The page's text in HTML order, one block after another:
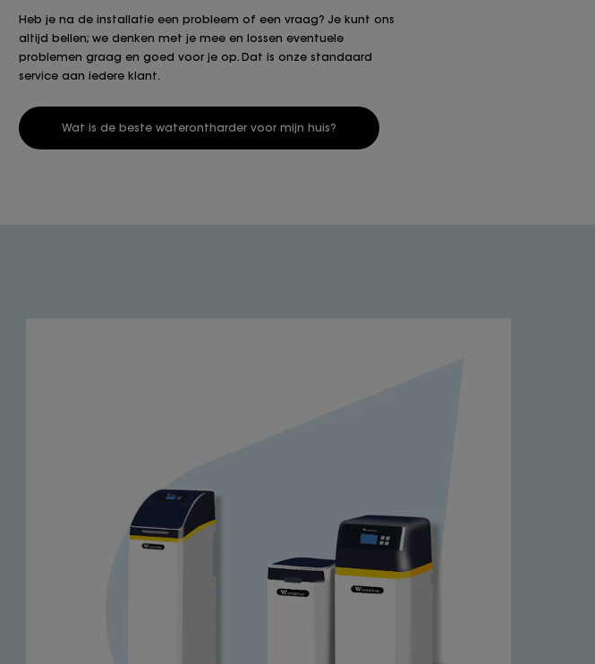
Heb je na de installatie een probleem of een vraag? Je kunt ons
altijd bellen; we denken met je mee en lossen eventuele
problemen graag en goed voor je op. Dat is onze standaard
service aan iedere klant.
Wat is de beste waterontharder voor mijn huis?